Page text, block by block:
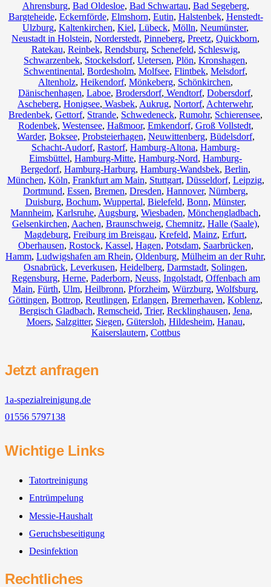
Ahrensburg, Bad Oldesloe, Bad Schwartau, Bad Segeberg,
Bargteheide, Eckernförde, Elmshorn, Eutin, Halstenbek, Henstedt-
Ulzburg, Kaltenkirchen, Kiel, Lübeck, Mölln, Neumünster,
Neustadt in Holstein, Norderstedt, Pinneberg, Preetz, Quickborn,
Ratekau, Reinbek, Rendsburg, Schenefeld, Schleswig,
Schwarzenbek, Stockelsdorf, Uetersen, Plön, Kronshagen,
Schwentinental, Bordesholm, Molfsee, Flintbek, Melsdorf,
Altenholz, Heikendorf, Mönkeberg, Schönkirchen,
Dänischenhagen, Laboe, Brodersdorf, Wendtorf, Dobersdorf,
Ascheberg, Honigsee, Wasbek, Aukrug, Nortorf, Achterwehr,
Bredenbek, Gettorf, Strande, Schwedeneck, Rumohr, Schierensee,
Rodenbek, Westensee, Haßmoor, Emkendorf, Groß Vollstedt,
Warder, Boksee, Probsteierhagen, Neuwittenberg, Büdelsdorf,
Schacht-Audorf, Rastorf, Hamburg-Altona, Hamburg-
Eimsbüttel, Hamburg-Mitte, Hamburg-Nord, Hamburg-
Bergedorf, Hamburg-Harburg, Hamburg-Wandsbek, Berlin,
München, Köln, Frankfurt am Main, Stuttgart, Düsseldorf, Leipzig,
Dortmund, Essen, Bremen, Dresden, Hannover, Nürnberg,
Duisburg, Bochum, Wuppertal, Bielefeld, Bonn, Münster,
Mannheim, Karlsruhe, Augsburg, Wiesbaden, Mönchengladbach,
Gelsenkirchen, Aachen, Braunschweig, Chemnitz⁠, Halle (Saale),
Magdeburg, Freiburg im Breisgau, Krefeld, Mainz, Erfurt,
Oberhausen, Rostock, Kassel, Hagen, Potsdam, Saarbrücken,
Hamm, Ludwigshafen am Rhein, Oldenburg, Mülheim an der Ruhr,
Osnabrück, Leverkusen, Heidelberg, Darmstadt, Solingen,
Regensburg, Herne, Paderborn, Neuss, Ingolstadt, Offenbach am
Main, Fürth, Ulm, Heilbronn, Pforzheim, Würzburg, Wolfsburg,
Göttingen, Bottrop, Reutlingen, Erlangen, Bremerhaven, Koblenz,
Bergisch Gladbach, Remscheid, Trier, Recklinghausen, Jena,
Moers, Salzgitter, Siegen, Gütersloh, Hildesheim, Hanau,
Kaiserslautern, Cottbus
Jetzt anfragen
1a-spezialreinigung.de
01556 5797138
Wichtige Links
Tatortreinigung
Entrümpelung
Messie-Haushalt
Geruchsbeseitigung
Desinfektion
Rechtliches